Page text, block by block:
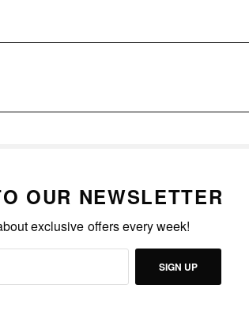
OUR NEWSLETTER
exclusive offers every week!
SIGN UP